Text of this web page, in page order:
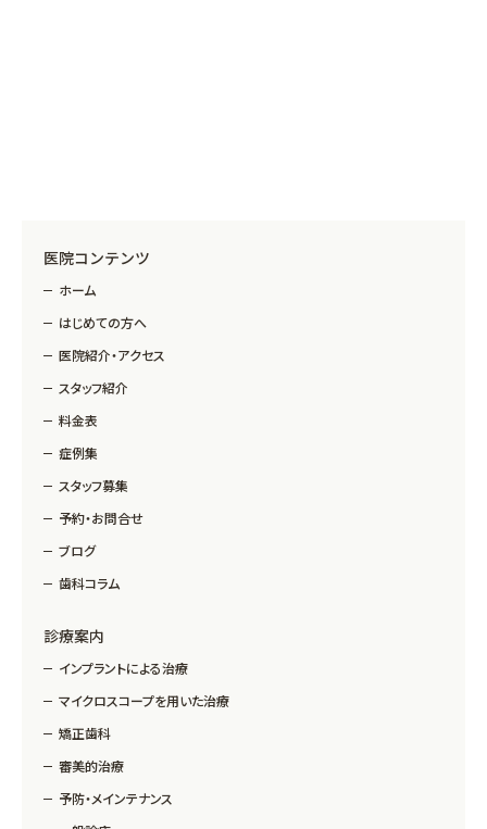
医院コンテンツ
ホーム
はじめての方へ
医院紹介・アクセス
スタッフ紹介
料金表
症例集
スタッフ募集
予約・お問合せ
ブログ
歯科コラム
診療案内
インプラントによる治療
マイクロスコープを用いた治療
矯正歯科
審美的治療
予防・メインテナンス